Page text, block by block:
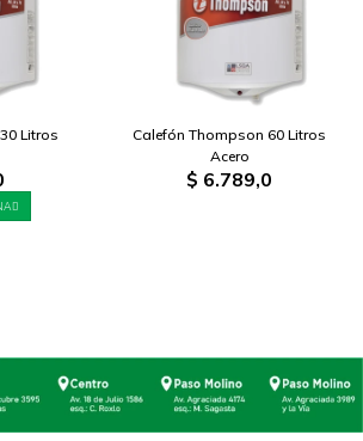
Litros
Calefón Thompson 60 Litros
Acero
$ 6.789,0